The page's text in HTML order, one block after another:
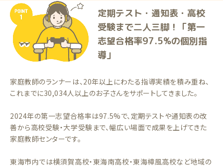
定期テスト・通知表・高校
受験まで二人三脚！「第一
志望合格率97.5%の個別指
導」
家庭教師のランナーは、20年以上にわたる指導実績を積み重ね、
これまでに30,034人以上のお子さんをサポートしてきました。
2024年の第一志望合格率は97.5%で、定期テストや通知表の改
善から高校受験・大学受験まで、幅広い場面で成果を上げてきた
家庭教師センターです。
東海市内では横須賀高校・東海南高校・東海樟風高校など地域の